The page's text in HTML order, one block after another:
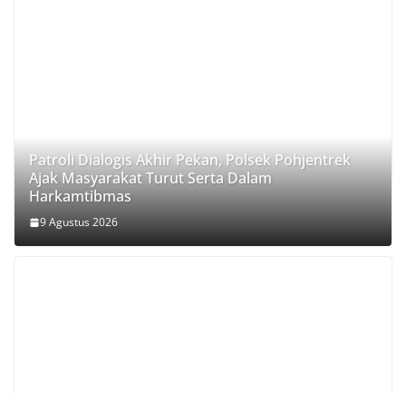
Patroli Dialogis Akhir Pekan, Polsek Pohjentrek
Ajak Masyarakat Turut Serta Dalam
Harkamtibmas
9 Agustus 2026